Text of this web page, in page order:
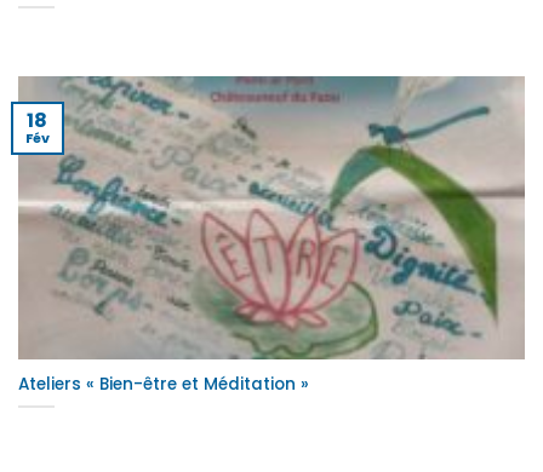
Ateliers « Bien-être et Méditation »
18
Fév